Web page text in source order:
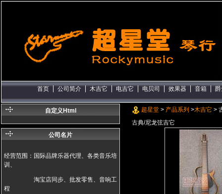
首页 公司简介 木吉它 电吉它 电贝司 效果器 音箱
超星堂 > 产品系列 >木吉它 >
古典/尼龙弦吉它
自定义Html
公司名片
经营范围：国际品牌乐器代理、各类音乐培
训、
淘宝店同步、批发零售、音响工
程